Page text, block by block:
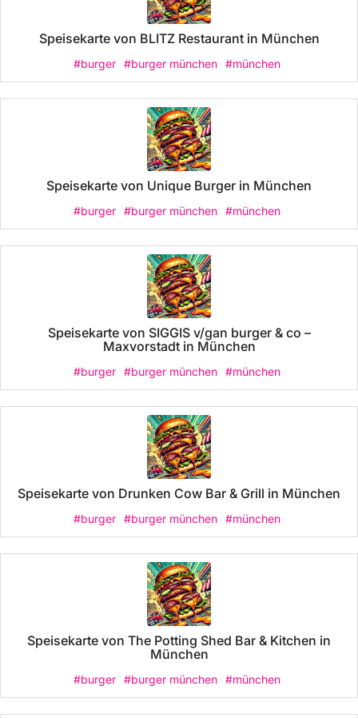
Speisekarte von BLITZ Restaurant in München
#burger #burger münchen #münchen
Speisekarte von Unique Burger in München
#burger #burger münchen #münchen
Speisekarte von SIGGIS v/gan burger & co –
Maxvorstadt in München
#burger #burger münchen #münchen
Speisekarte von Drunken Cow Bar & Grill in München
#burger #burger münchen #münchen
Speisekarte von The Potting Shed Bar & Kitchen in
München
#burger #burger münchen #münchen